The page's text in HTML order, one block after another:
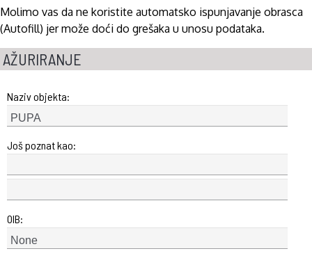
Molimo vas da ne koristite automatsko ispunjavanje obrasca
(Autofill) jer može doći do grešaka u unosu podataka.
AŽURIRANJE
Naziv objekta:
Još poznat kao:
OIB: